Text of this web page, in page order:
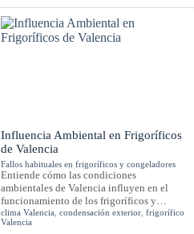
Influencia Ambiental en Frigoríficos
de Valencia
Fallos habituales en frigoríficos y congeladores
Entiende cómo las condiciones
ambientales de Valencia influyen en el
funcionamiento de los frigoríficos y…
clima Valencia ,condensación exterior ,frigorífico
Valencia